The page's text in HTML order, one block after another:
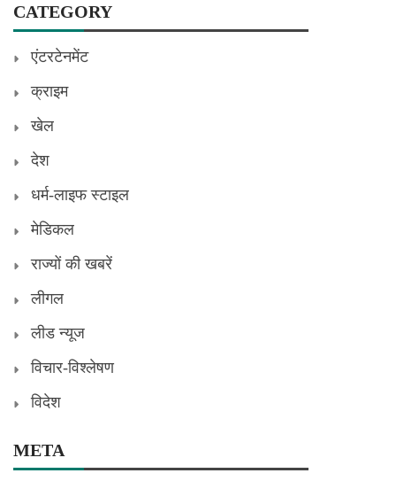
CATEGORY
एंटरटेनमेंट
क्राइम
खेल
देश
धर्म-लाइफ स्टाइल
मेडिकल
राज्यों की खबरें
लीगल
लीड न्यूज
विचार-विश्लेषण
विदेश
META